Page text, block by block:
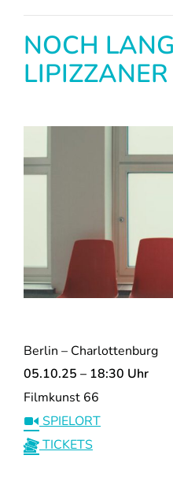
NOCH
LIPIZZANER
Berlin – Charlottenburg
05.10.25 – 18:30 Uhr
Filmkunst 66
SPIELORT
TICKETS